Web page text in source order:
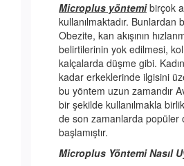
Microplus yöntemibirçok
kullanılmaktadır. Bunlardan
Obezite, kan akışının
belirtilerinin yok edilmesi,
kalçalarda düşme gibi.
kadar erkeklerinde ilgisini
bu yöntem uzun zamandır
bir şekilde kullanılmakla
de son zamanlarda popüler
başlamıştır.
Microplus Yöntemi Nasıl